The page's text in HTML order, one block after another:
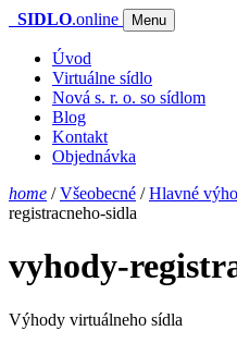
SIDLO.online Menu
Úvod
Virtuálne sídlo
Nová s. r. o. so sídlom
Blog
Kontakt
Objednávka
home /Všeobecné /Hlavné
registracneho-sidla
vyhody-
Výhody virtuálneho sídla